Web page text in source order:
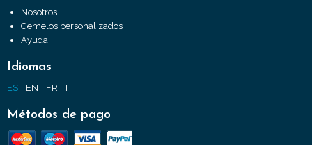
Nosotros
Gemelos personalizados
Ayuda
Idiomas
ES EN FR IT
Métodos de pago